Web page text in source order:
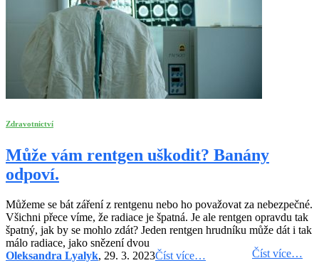
Zdravotnictví
Může vám rentgen uškodit? Banány
odpoví.
Můžeme se bát záření z rentgenu nebo ho považovat za nebezpečné.
Všichni přece víme, že radiace je špatná. Je ale rentgen opravdu tak
špatný, jak by se mohlo zdát? Jeden rentgen hrudníku může dát i tak
málo radiace, jako snězení dvou
Číst více…
Oleksandra Lyalyk, 29. 3. 2023Číst více…